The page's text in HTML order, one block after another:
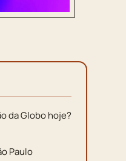
da Globo hoje?
Paulo